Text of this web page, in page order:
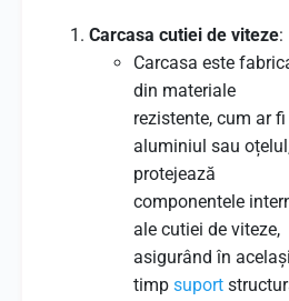
Carcasa cutiei de viteze:
Carcasa este
din materiale
rezistente, cum ar fi
aluminiul sau
protejează
componentele
ale cutiei de viteze,
asigurând în același
timp suport